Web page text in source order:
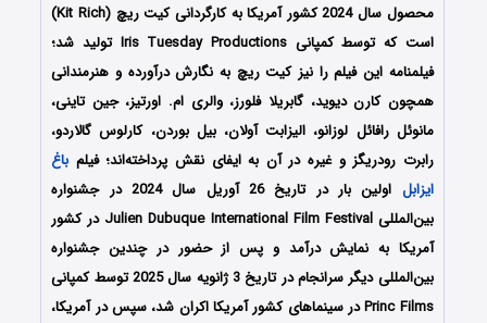
محصول سال 2024 کشور آمریکا به کارگردانی کیت ریچ (Kit Rich)
است که توسط کمپانی‌ Iris Tuesday Productions تولید شد؛
فیلمنامه این فیلم را نیز کیت ریچ به نگارش درآورده و هنرمندانی
همچون کارن دیوید، گابریلا فلورز، والری ام. اورتیز، جین تاینی،
مانوئل رافائل لوزانو، الیزابت آولان، بیل بوردن، کارلوس گالاردو،
رابرت رودریگز و غیره در آن به ایفای نقش پرداخته‌اند؛ فیلم باغ
ایزابل
اولین بار در تاریخ 26 آوریل سال 2024 در جشنواره
بین‌المللی Julien Dubuque International Film Festival در کشور
آمریکا به نمایش درآمد و پس از حضور در چندین جشنواره
بین‌المللی دیگر سرانجام در تاریخ 3 ژانویه سال 2025 توسط کمپانی‌
Princ Films در سینماهای کشور آمریکا اکران شد، سپس در آمریکا،